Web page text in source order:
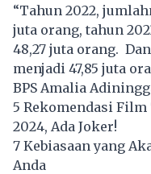
“Tahun 2022,
juta orang, tahun
48,27 juta orang.
menjadi 47,85 juta
BPS Amalia
5 Rekomendasi
2024, Ada Joker!
​​7 Kebiasaan yang
Anda